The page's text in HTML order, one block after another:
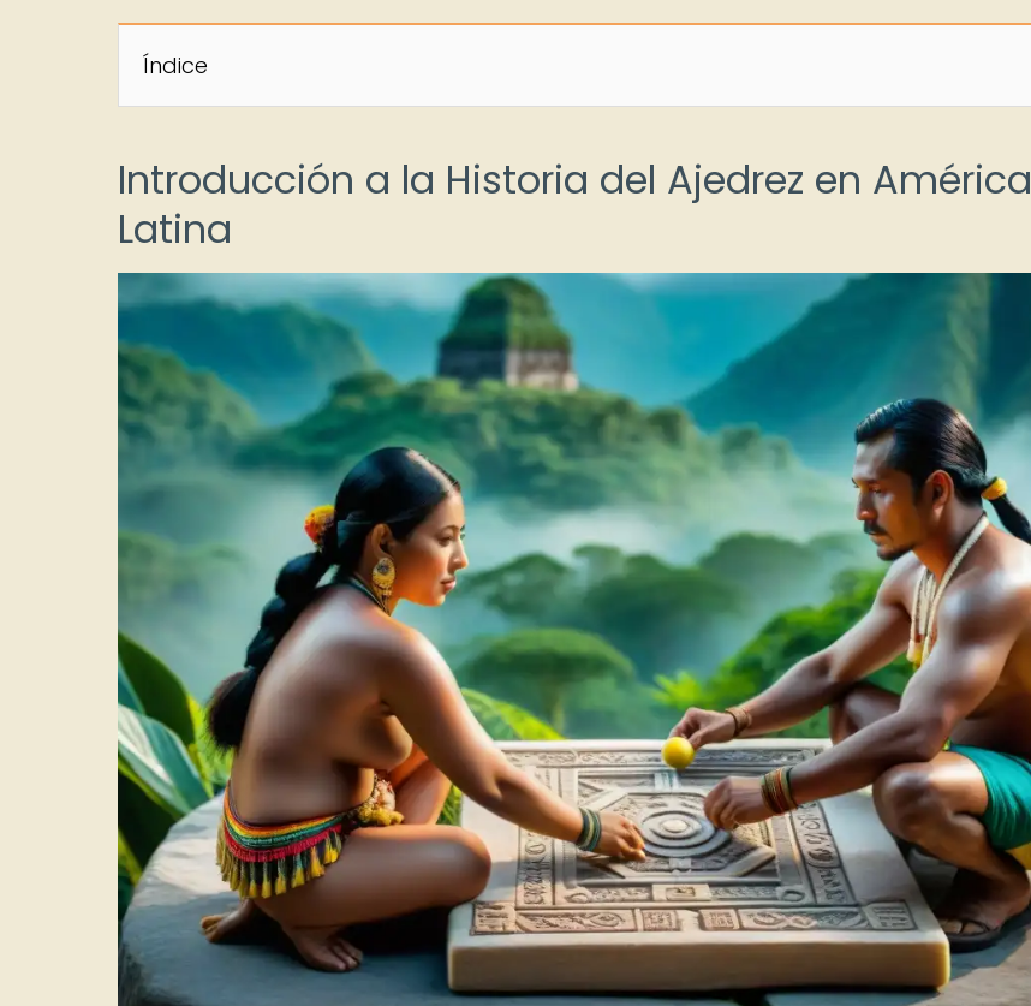
Índice
Introducción a la Historia del Ajedrez en América
Latina